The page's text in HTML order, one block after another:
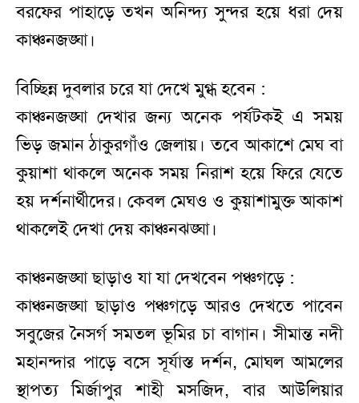
বরফের পাহাড়ে তখন অনিন্দ্য সুন্দর হয়ে ধরা দেয়
কাঞ্চনজঙ্ঘা।
বিচ্ছিন্ন দুবলার চরে যা দেখে মুগ্ধ হবেন :
কাঞ্চনজঙ্ঘা দেখার জন্য অনেক পর্যটকই এ সময়
ভিড় জমান ঠাকুরগাঁও জেলায়। তবে আকাশে মেঘ বা
কুয়াশা থাকলে অনেক সময় নিরাশ হয়ে ফিরে যেতে
হয় দর্শনার্থীদের। কেবল মেঘও ও কুয়াশামুক্ত আকাশ
থাকলেই দেখা দেয় কাঞ্চনঝঙ্ঘা।
কাঞ্চনজঙ্ঘা ছাড়াও যা যা দেখবেন পঞ্চগড়ে :
কাঞ্চনজঙ্ঘা ছাড়াও পঞ্চগড়ে আরও দেখতে পাবেন
সবুজের নৈসর্গ সমতল ভূমির চা বাগান। সীমান্ত নদী
মহানন্দার পাড়ে বসে সূর্যাস্ত দর্শন, মোঘল আমলের
স্থাপত্য মির্জাপুর শাহী মসজিদ, বার আউলিয়ার